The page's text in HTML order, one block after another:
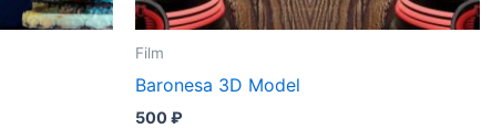
Film
Baronesa 3D Model
500₽